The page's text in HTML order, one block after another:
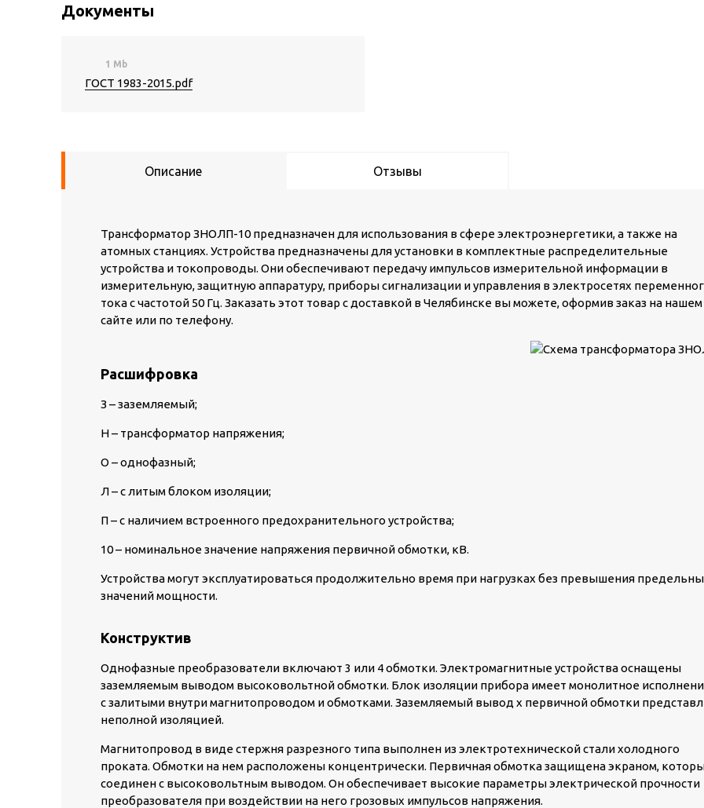
Документы
1 Mb
ГОСТ 1983-2015.pdf
Описание Отзывы
Трансформатор ЗНОЛП-10 предназначен для использования в сфере электроэнергетики, а также на
атомных станциях. Устройства предназначены для установки в комплектные распределительные
устройства и токопроводы. Они обеспечивают передачу импульсов измерительной информации в
измерительную, защитную аппаратуру, приборы сигнализации и управления в электросетях
тока с частотой 50 Гц. Заказать этот товар с доставкой в Челябинске вы можете, оформив заказ на нашем
сайте или по телефону.
Расшифровка
З – заземляемый;
Н – трансформатор напряжения;
О – однофазный;
Л – с литым блоком изоляции;
П – с наличием встроенного предохранительного устройства;
10 – номинальное значение напряжения первичной обмотки, кВ.
Устройства могут эксплуатироваться продолжительно время при нагрузках без превышения
значений мощности.
Конструктив
Однофазные преобразователи включают 3 или 4 обмотки. Электромагнитные устройства оснащены
заземляемым выводом высоковольтной обмотки. Блок изоляции прибора имеет монолитное
с залитыми внутри магнитопроводом и обмотками. Заземляемый вывод х первичной обмотки
неполной изоляцией.
Магнитопровод в виде стержня разрезного типа выполнен из электротехнической стали холодного
проката. Обмотки на нем расположены концентрически. Первичная обмотка защищена экраном,
соединен с высоковольтным выводом. Он обеспечивает высокие параметры электрической прочности
преобразователя при воздействии на него грозовых импульсов напряжения.
пос. Шиловка